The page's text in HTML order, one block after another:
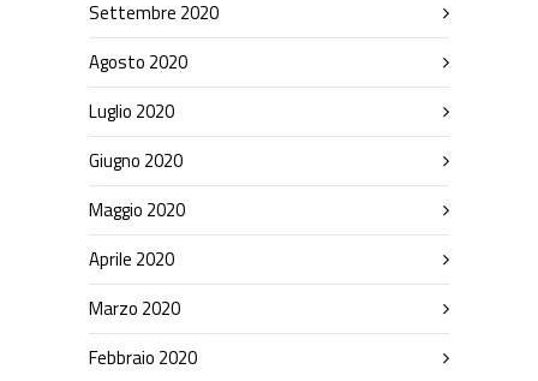
Settembre 2020
Agosto 2020
Luglio 2020
Giugno 2020
Maggio 2020
Aprile 2020
Marzo 2020
Febbraio 2020